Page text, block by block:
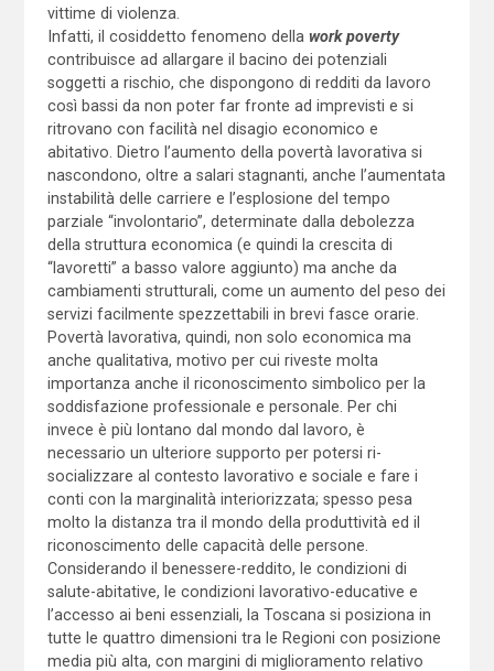
vittime di violenza.
Infatti, il cosiddetto fenomeno della work poverty
contribuisce ad allargare il bacino dei potenziali
soggetti a rischio, che dispongono di redditi da lavoro
così bassi da non poter far fronte ad imprevisti e si
ritrovano con facilità nel disagio economico e
abitativo. Dietro l’aumento della povertà lavorativa si
nascondono, oltre a salari stagnanti, anche l’aumentata
instabilità delle carriere e l’esplosione del tempo
parziale “involontario”, determinate dalla debolezza
della struttura economica (e quindi la crescita di
“lavoretti” a basso valore aggiunto) ma anche da
cambiamenti strutturali, come un aumento del peso dei
servizi facilmente spezzettabili in brevi fasce orarie.
Povertà lavorativa, quindi, non solo economica ma
anche qualitativa, motivo per cui riveste molta
importanza anche il riconoscimento simbolico per la
soddisfazione professionale e personale. Per chi
invece è più lontano dal mondo dal lavoro, è
necessario un ulteriore supporto per potersi ri-
socializzare al contesto lavorativo e sociale e fare i
conti con la marginalità interiorizzata; spesso pesa
molto la distanza tra il mondo della produttività ed il
riconoscimento delle capacità delle persone.
Considerando il benessere-reddito, le condizioni di
salute-abitative, le condizioni lavorativo-educative e
l’accesso ai beni essenziali, la Toscana si posiziona in
tutte le quattro dimensioni tra le Regioni con posizione
media più alta, con margini di miglioramento relativo